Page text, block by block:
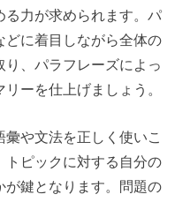
る力が求められます。パ
どに着目しながら全体の
、パラフレーズによっ
ーを仕上げましょう。
や文法を正しく使いこ
トピックに対する自分の
が鍵となります。問題の